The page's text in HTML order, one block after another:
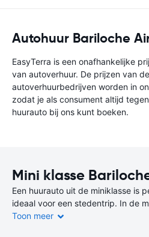
Autohuur Bariloche
EasyTerra is een onafhankelijke
van autoverhuur. De prijzen van
autoverhuurbedrijven worden in
zodat je als consument altijd
huurauto bij ons kunt boeken.
Mini klasse
Een huurauto uit de miniklasse is
ideaal voor een stedentrip. In de
uit de miniklasse de goedkoopste
Toon meer